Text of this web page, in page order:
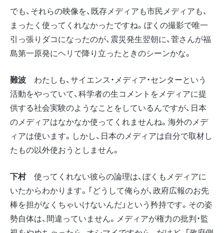
でも、それらの映像を、既存メディアも市民メディアも、
まったく使ってくれなかったですね。ぼくの撮影で唯一
引っ張りダコになったのが、震災発生翌朝に、菅さんが福
島第一原発にヘリで降り立ったときのシーンかな。
難波 わたしも、サイエンス・メディア・センターという
活動をやっていて、科学者の生コメントをメディアに提
供する社会実験のようなことをしているんですが、日本
のメディアはなかなか使ってくれませんね。海外のメデ
ィアは使います。しかし、日本のメディアは自分で取材し
たもの以外使おうとしません。
下村使ってくれない彼らの論理は、ぼくもメディアに
いたからわかります。「どうして俺らが、政府広報のお先
棒を担がなくちゃいけないんだ」という矜持です。その姿
勢自体は、間違っていません。メディアが権力の批判・監